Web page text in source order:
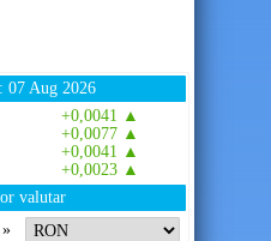
07 Aug 2026
+0,0041 ▲
+0,0077 ▲
+0,0041 ▲
+0,0023 ▲
valutar
»